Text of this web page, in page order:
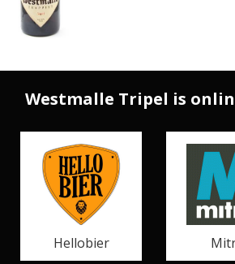
Westmalle Tripel is
Hellobier